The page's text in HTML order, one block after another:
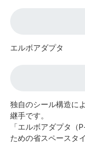
エルボアダプタ
独自のシール構造に
継手です。
「エルボアダプタ（
ための省スペースタ